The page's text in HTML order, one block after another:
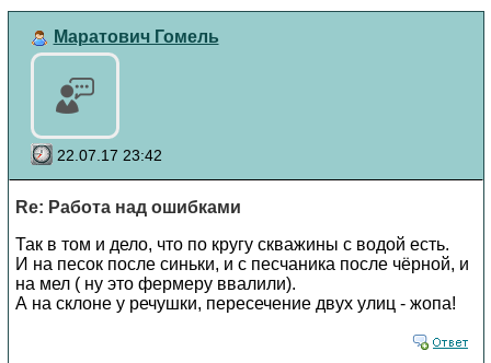
Маратович Гомель
22.07.17 23:42
Re: Работа над ошибками
Так в том и дело, что по кругу скважины с водой есть.
И на песок после синьки, и с песчаника после чёрной, и
на мел ( ну это фермеру ввалили).
А на склоне у речушки, пересечение двух улиц - жопа!